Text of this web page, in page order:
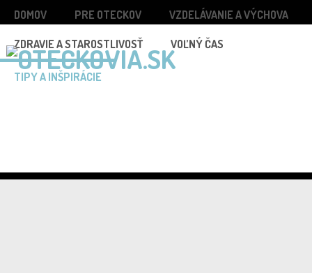
DOMOV PRE OTECKOV VZDELÁVANIE A VÝCHOVA
ZDRAVIE A STAROSTLIVOSŤ VOĽNÝ ČAS
TIPY A INŠPIRÁCIE